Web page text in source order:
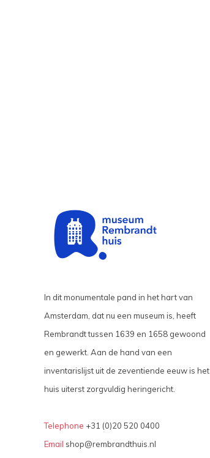
In dit monumentale pand in het hart van
Amsterdam, dat nu een museum is, heeft
Rembrandt tussen 1639 en 1658 gewoond
en gewerkt. Aan de hand van een
inventarislijst uit de zeventiende eeuw is het
huis uiterst zorgvuldig heringericht.
Telephone +31 (0)20 520 0400
Email shop@rembrandthuis.nl